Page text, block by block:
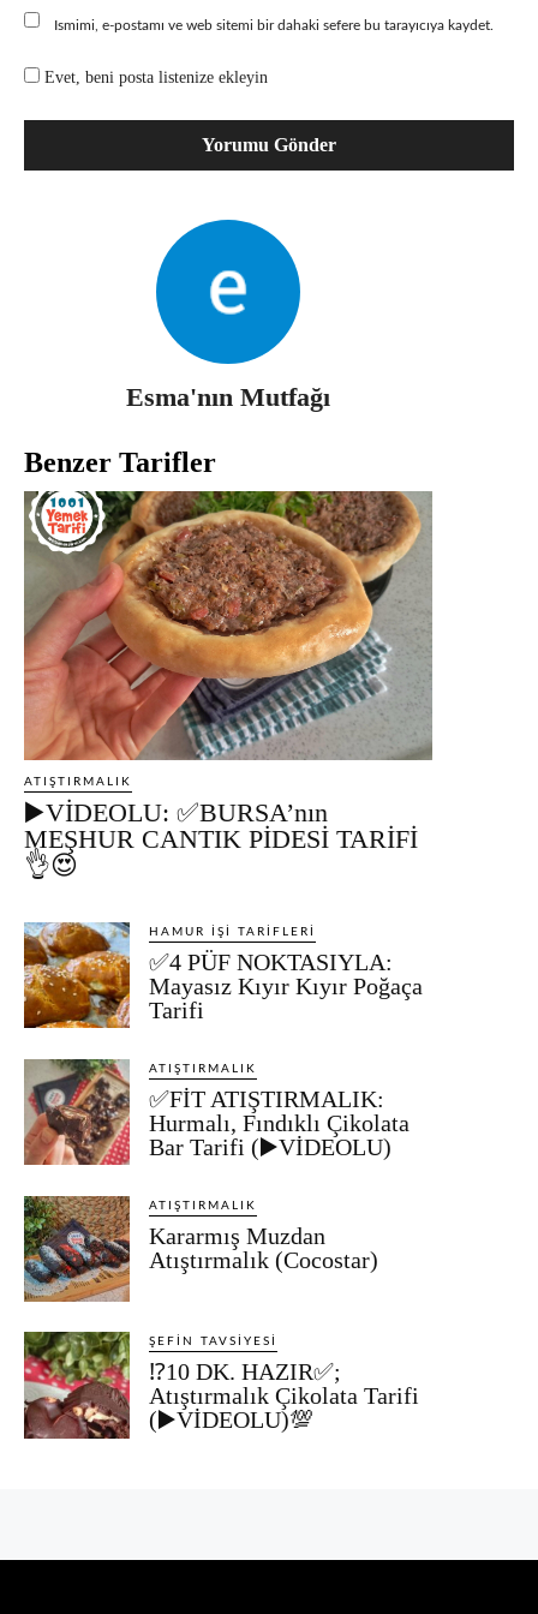
Ismimi, e-postamı ve web sitemi bir dahaki sefere bu tarayıcıya kaydet.
Evet, beni posta listenize ekleyin
Esma'nın Mutfağı
Benzer Tarifler
ATIŞTIRMALIK
▶️VİDEOLU: ✅BURSA’nın
MEŞHUR CANTIK PİDESİ TARİFİ
👌😍
HAMUR İŞI TARIFLERI
✅4 PÜF NOKTASIYLA:
Mayasız Kıyır Kıyır Poğaça
Tarifi
ATIŞTIRMALIK
✅FİT ATIŞTIRMALIK:
Hurmalı, Fındıklı Çikolata
Bar Tarifi (▶️VİDEOLU)
ATIŞTIRMALIK
Kararmış Muzdan
Atıştırmalık (Cocostar)
ŞEFIN TAVSIYESI
⁉️10 DK. HAZIR✅;
Atıştırmalık Çikolata Tarifi
(▶️VİDEOLU)💯